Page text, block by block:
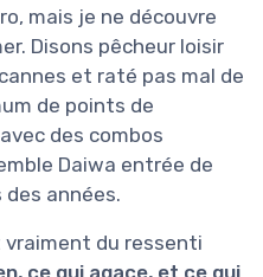
mais je ne découvre
Disons pêcheur loisir
et raté pas mal de
de points de
des combos
Daiwa entrée de
des années.
vraiment du ressenti
ce qui agace, et ce qui